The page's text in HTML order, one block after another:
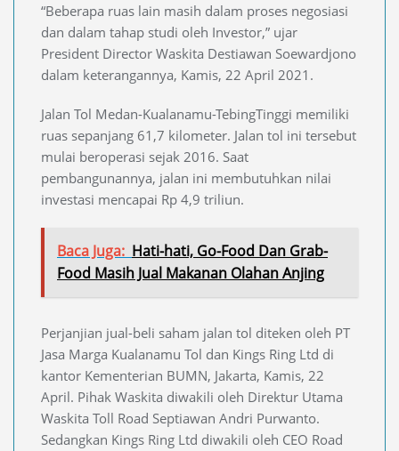
“Beberapa ruas lain masih dalam proses negosiasi
dan dalam tahap studi oleh Investor,” ujar
President Director Waskita Destiawan Soewardjono
dalam keterangannya, Kamis, 22 April 2021.
Jalan Tol Medan-Kualanamu-TebingTinggi memiliki
ruas sepanjang 61,7 kilometer. Jalan tol ini tersebut
mulai beroperasi sejak 2016. Saat
pembangunannya, jalan ini membutuhkan nilai
investasi mencapai Rp 4,9 triliun.
Baca Juga: Hati-hati, Go-Food Dan Grab-
Food Masih Jual Makanan Olahan Anjing
Perjanjian jual-beli saham jalan tol diteken oleh PT
Jasa Marga Kualanamu Tol dan Kings Ring Ltd di
kantor Kementerian BUMN, Jakarta, Kamis, 22
April. Pihak Waskita diwakili oleh Direktur Utama
Waskita Toll Road Septiawan Andri Purwanto.
Sedangkan Kings Ring Ltd diwakili oleh CEO Road